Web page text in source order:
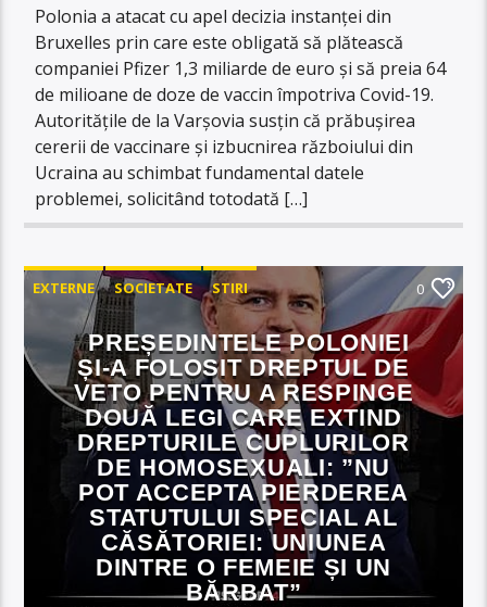
Polonia a atacat cu apel decizia instanței din
Bruxelles prin care este obligată să plătească
companiei Pfizer 1,3 miliarde de euro și să preia 64
de milioane de doze de vaccin împotriva Covid-19.
Autoritățile de la Varșovia susțin că prăbușirea
cererii de vaccinare și izbucnirea războiului din
Ucraina au schimbat fundamental datele
problemei, solicitând totodată […]
EXTERNE SOCIETATE STIRI 0
PREȘEDINTELE POLONIEI
ȘI-A FOLOSIT DREPTUL DE
VETO PENTRU A RESPINGE
DOUĂ LEGI CARE EXTIND
DREPTURILE CUPLURILOR
DE HOMOSEXUALI: ”NU
POT ACCEPTA PIERDEREA
STATUTULUI SPECIAL AL
CĂSĂTORIEI: UNIUNEA
DINTRE O FEMEIE ȘI UN
BĂRBAT”